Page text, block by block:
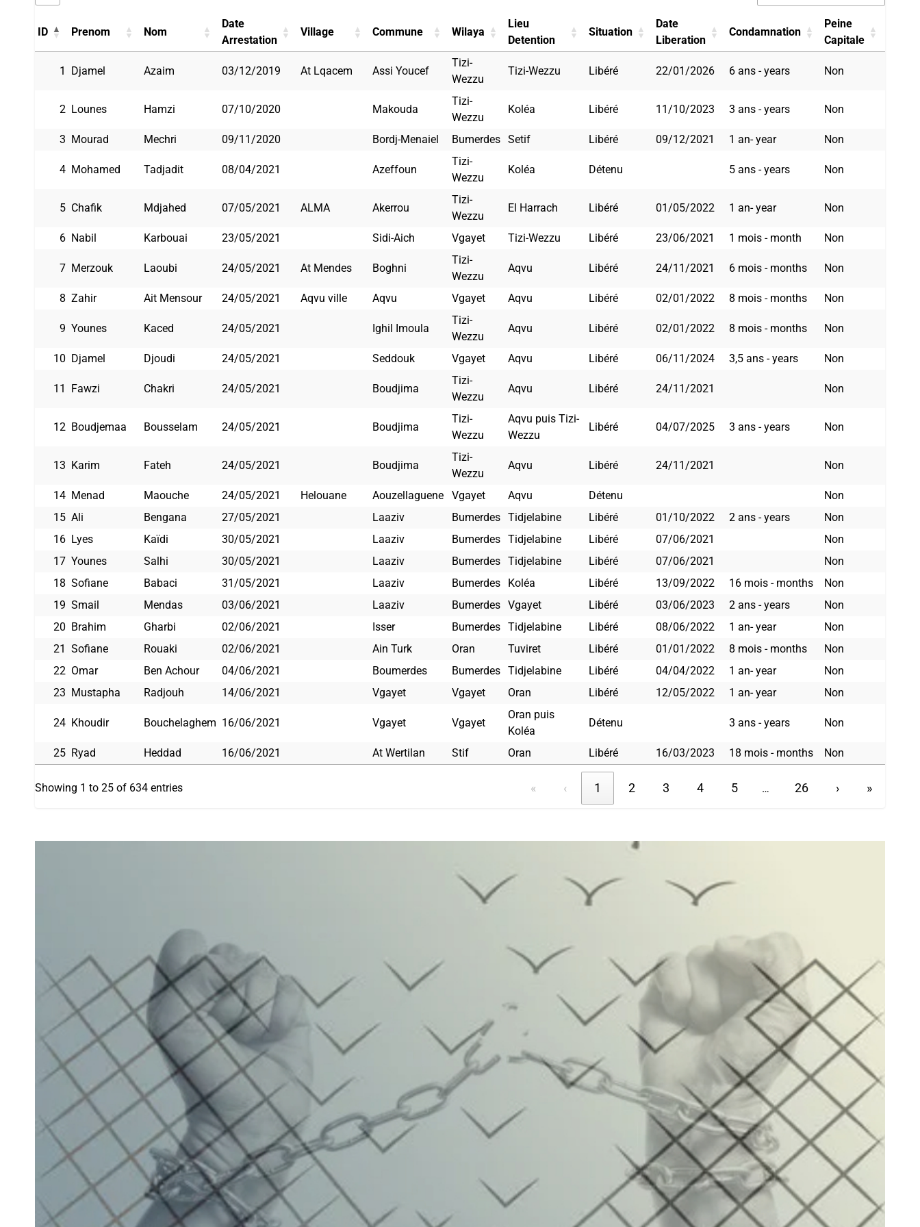
ID Prenom Nom
Date
Arrestation
Village Commune Wilaya
Lieu
Detention
Situation
Date
Liberation
Condamnation
Peine
Capitale
1 Djamel Azaim 03/12/2019 At Lqacem Assi Youcef
Tizi-
Wezzu
Tizi-Wezzu Libéré 22/01/2026 6 ans - years Non
2 Lounes Hamzi 07/10/2020 Makouda
Tizi-
Wezzu
Koléa Libéré 11/10/2023 3 ans - years Non
3 Mourad Mechri 09/11/2020 Bordj-Menaiel Bumerdes Setif Libéré 09/12/2021 1 an- year Non
4 Mohamed Tadjadit 08/04/2021 Azeffoun
Tizi-
Wezzu
Koléa Détenu 5 ans - years Non
5 Chafik Mdjahed 07/05/2021 ALMA Akerrou
Tizi-
Wezzu
El Harrach Libéré 01/05/2022 1 an- year Non
6 Nabil Karbouai 23/05/2021 Sidi-Aich Vgayet Tizi-Wezzu Libéré 23/06/2021 1 mois - month Non
7 Merzouk Laoubi 24/05/2021 At Mendes Boghni
Tizi-
Wezzu
Aqvu Libéré 24/11/2021 6 mois - months Non
8 Zahir Ait Mensour 24/05/2021 Aqvu ville Aqvu Vgayet Aqvu Libéré 02/01/2022 8 mois - months Non
9 Younes Kaced 24/05/2021 Ighil Imoula
Tizi-
Wezzu
Aqvu Libéré 02/01/2022 8 mois - months Non
10 Djamel Djoudi 24/05/2021 Seddouk Vgayet Aqvu Libéré 06/11/2024 3,5 ans - years Non
11 Fawzi Chakri 24/05/2021 Boudjima
Tizi-
Wezzu
Aqvu Libéré 24/11/2021 Non
12 Boudjemaa Bousselam 24/05/2021 Boudjima
Tizi-
Wezzu
Aqvu puis Tizi-
Wezzu
Libéré 04/07/2025 3 ans - years Non
13 Karim Fateh 24/05/2021 Boudjima
Tizi-
Wezzu
Aqvu Libéré 24/11/2021 Non
14 Menad Maouche 24/05/2021 Helouane Aouzellaguene Vgayet Aqvu Détenu
Non
15 Ali Bengana 27/05/2021 Laaziv Bumerdes Tidjelabine Libéré 01/10/2022 2 ans - years
Non
16 Lyes Kaïdi 30/05/2021 Laaziv Bumerdes Tidjelabine Libéré 07/06/2021
Non
17 Younes Salhi 30/05/2021 Laaziv Bumerdes Tidjelabine Libéré 07/06/2021
Non
18 Sofiane Babaci 31/05/2021 Laaziv Bumerdes Koléa Libéré 13/09/2022 16 mois - months
Non
19 Smail Mendas 03/06/2021 Laaziv Bumerdes Vgayet Libéré 03/06/2023 2 ans - years
Non
20 Brahim Gharbi 02/06/2021 Isser Bumerdes Tidjelabine Libéré 08/06/2022 1 an- year
Non
21 Sofiane Rouaki 02/06/2021 Ain Turk Oran Tuviret Libéré 01/01/2022 8 mois - months
Non
22 Omar Ben Achour 04/06/2021 Boumerdes Bumerdes Tidjelabine Libéré 04/04/2022 1 an- year
Non
23 Mustapha Radjouh 14/06/2021 Vgayet Vgayet Oran Libéré 12/05/2022 1 an- year Non
24 Khoudir Bouchelaghem 16/06/2021 Vgayet Vgayet
Oran puis
Koléa
Détenu 3 ans - years Non
25 Ryad Heddad 16/06/2021 At Wertilan Stif Oran Libéré 16/03/2023 18 mois - months Non
Showing 1 to 25 of 634 entries « ‹ 1 2 3 4 5 … 26 › »